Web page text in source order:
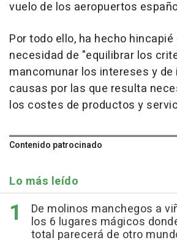
vuelo de los aeropuertos
Por todo ello, ha hecho
necesidad de "equilibrar los
mancomunar los intereses y
causas por las que resulta
los costes de productos y
Contenido patrocinado
Lo más leído
De molinos manchegos a
los 6 lugares mágicos
total parecerá de otro